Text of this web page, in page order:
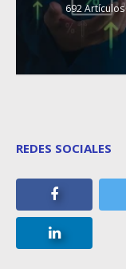
692 Artículos
REDES SOCIALES